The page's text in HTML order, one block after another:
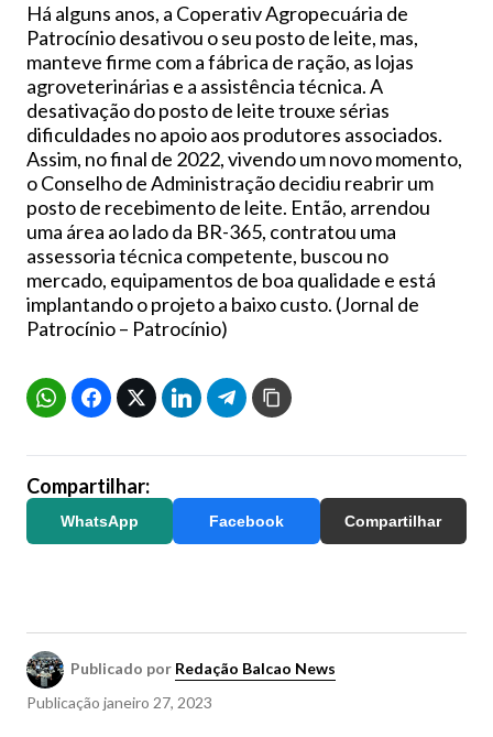
Há alguns anos, a Coperativ Agropecuária de
Patrocínio desativou o seu posto de leite, mas,
manteve firme com a fábrica de ração, as lojas
agroveterinárias e a assistência técnica. A
desativação do posto de leite trouxe sérias
dificuldades no apoio aos produtores associados.
Assim, no final de 2022, vivendo um novo momento,
o Conselho de Administração decidiu reabrir um
posto de recebimento de leite. Então, arrendou
uma área ao lado da BR-365, contratou uma
assessoria técnica competente, buscou no
mercado, equipamentos de boa qualidade e está
implantando o projeto a baixo custo. (Jornal de
Patrocínio – Patrocínio)
Compartilhar:
WhatsApp Facebook Compartilhar
Publicado por Redação Balcao News
Publicação janeiro 27, 2023